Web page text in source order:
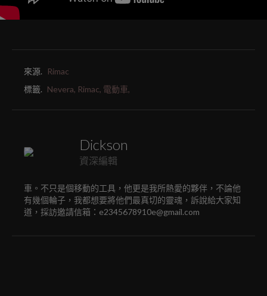
來源.
Rimac
標籤. Nevera, Rimac, 電動車,
Dickson
資深編輯
車。不只是個移動的工具，他更是我所熱愛的夥伴，不論他
有幾個輪子，我都想要將他們最真切的靈魂，訴說給大家知
道，採訪邀請信箱：e2345678910e@gmail.com